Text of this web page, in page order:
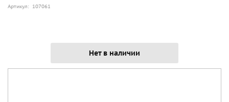
Артикул: 107061
Нет в наличии